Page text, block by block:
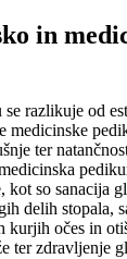
in
razlikuje od
medicinske
ter
so sanacija
delih stopala,
očes in
ter zdravljenje